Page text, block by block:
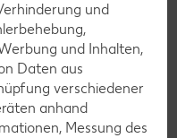
und
und Inhalten,
Daten aus
verschiedener
anhand
Messung des